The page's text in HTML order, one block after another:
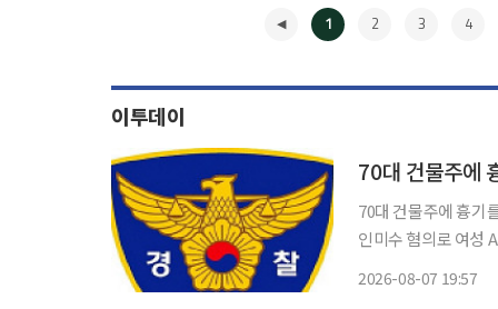
1 2 3 4
이투데이
70대 건물주에
70대 건물주에 흉기를 휘두
인미수 혐의로 여성 A씨
2026-08-07 19:57